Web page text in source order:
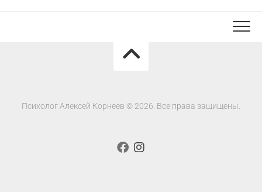
Психолог Алексей Корнеев © 2026. Все права защищены.